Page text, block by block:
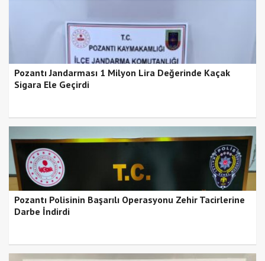
Pozantı Jandarması 1 Milyon Lira Değerinde Kaçak
Sigara Ele Geçirdi
Pozantı Polisinin Başarılı Operasyonu Zehir Tacirlerine
Darbe İndirdi